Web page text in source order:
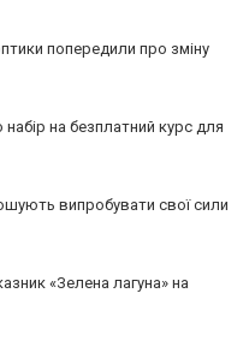
попередили про зміну
на безплатний курс для
випробувати свої сили
«Зелена лагуна» на